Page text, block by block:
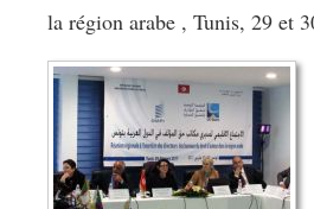
la région arabe , Tunis, 29 et